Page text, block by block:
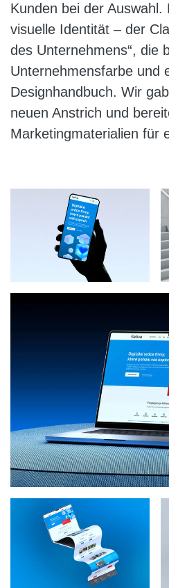
Kunden bei der Auswahl.
visuelle Identität – der
des Unternehmens“, die
Unternehmensfarbe und
Designhandbuch. Wir
neuen Anstrich und
Marketingmaterialien für